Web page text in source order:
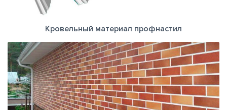
Кровельный материал профнастил